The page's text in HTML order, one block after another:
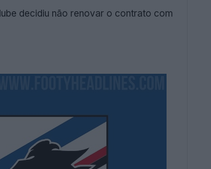
decidiu não renovar o contrato com